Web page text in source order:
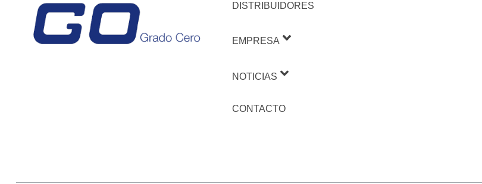
DISTRIBUIDORES
EMPRESA
NOTICIAS
CONTACTO